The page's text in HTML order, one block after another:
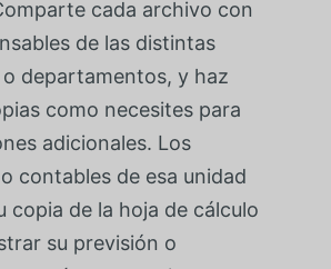
cada archivo con
de las distintas
o departamentos, y haz
como necesites para
adicionales. Los
contables de esa unidad
copia de la hoja de cálculo
su previsión o